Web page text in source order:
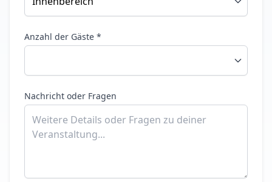
Anzahl der Gäste *
Nachricht oder Fragen